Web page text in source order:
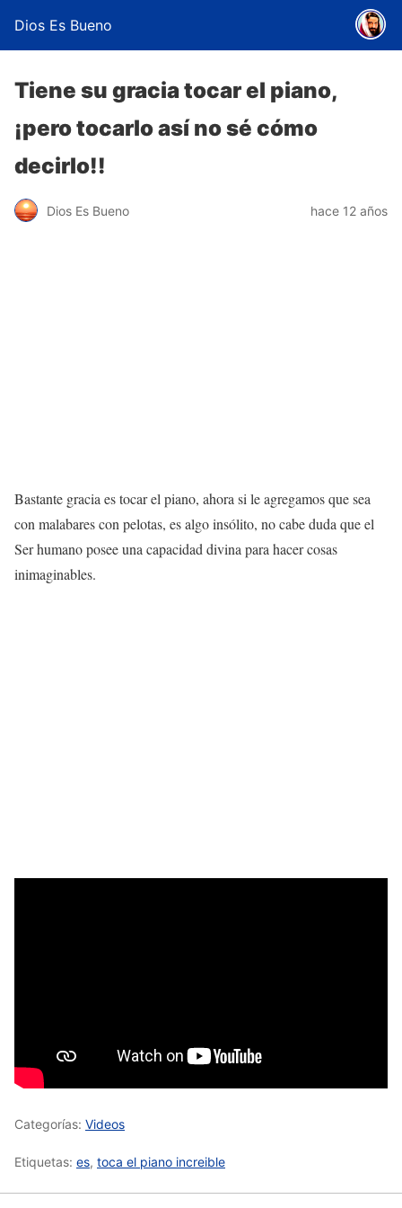
Dios Es Bueno
Tiene su gracia tocar el piano,
¡pero tocarlo así no sé cómo
decirlo!!
Dios Es Bueno hace 12 años
Bastante gracia es tocar el piano, ahora si le agregamos que sea
con malabares con pelotas, es algo insólito, no cabe duda que el
Ser humano posee una capacidad divina para hacer cosas
inimaginables.
Categorías: Videos
Etiquetas: es, toca el piano increible